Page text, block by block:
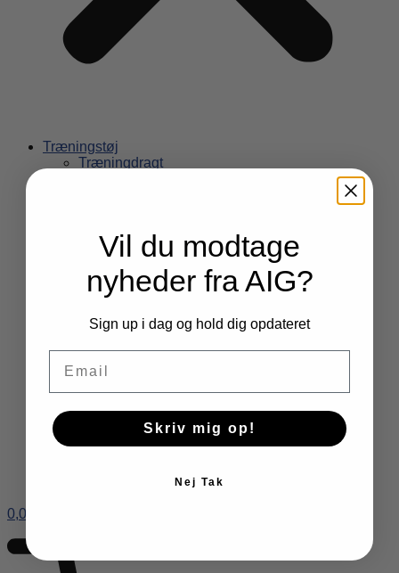
Træningstøj
Træningdragt
Langærmet
Sweatshirts
Bukser
Shorts
Tricot
Tilbehør
Elastikker
Det gode formål
0,00
Vil du modtage
nyheder fra AIG?
Sign up i dag og hold dig opdateret
Skriv mig op!
Nej Tak